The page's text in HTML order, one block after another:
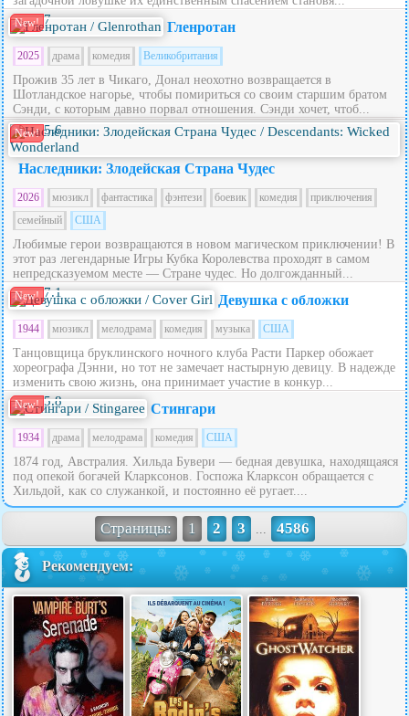
New! 7 Гленротан
2025 драма комедия Великобритания
Прожив 35 лет в Чикаго, Донал неохотно возвращается в
Шотландское нагорье, чтобы помириться со своим старшим братом
Сэнди, с которым давно порвал отношения. Сэнди хочет, чтоб...
New! 5.6
Наследники: Злодейская Страна Чудес
2026 мюзикл фантастика фэнтези боевик комедия
приключения
семейный
США
Любимые герои возвращаются в новом магическом приключении! В
этот раз легендарные Игры Кубка Королевства проходят в самом
непредсказуемом месте — Стране чудес. Но долгожданный...
New! 7.1 Девушка с обложки
1944 мюзикл мелодрама комедия музыка США
Танцовщица бруклинского ночного клуба Расти Паркер обожает
хореографа Дэнни, но тот не замечает настырную девицу. В надежде
изменить свою жизнь, она принимает участие в конкур...
New! 5.8 Стингари
1934 драма мелодрама комедия США
1874 год, Австралия. Хильда Бувери — бедная девушка, находящаяся
под опекой богачей Кларксонов. Госпожа Кларксон обращается с
Хильдой, как со служанкой, и постоянно её ругает....
Страницы: 1 2 3 ... 4586
Рекомендуем: